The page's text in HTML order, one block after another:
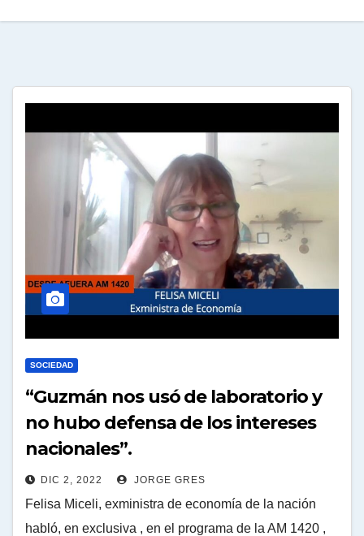
SOCIEDAD
“Guzmán nos usó de laboratorio y
no hubo defensa de los intereses
nacionales”.
DIC 2, 2022 JORGE GRES
Felisa Miceli, exministra de economía de la nación
habló, en exclusiva , en el programa de la AM 1420 ,